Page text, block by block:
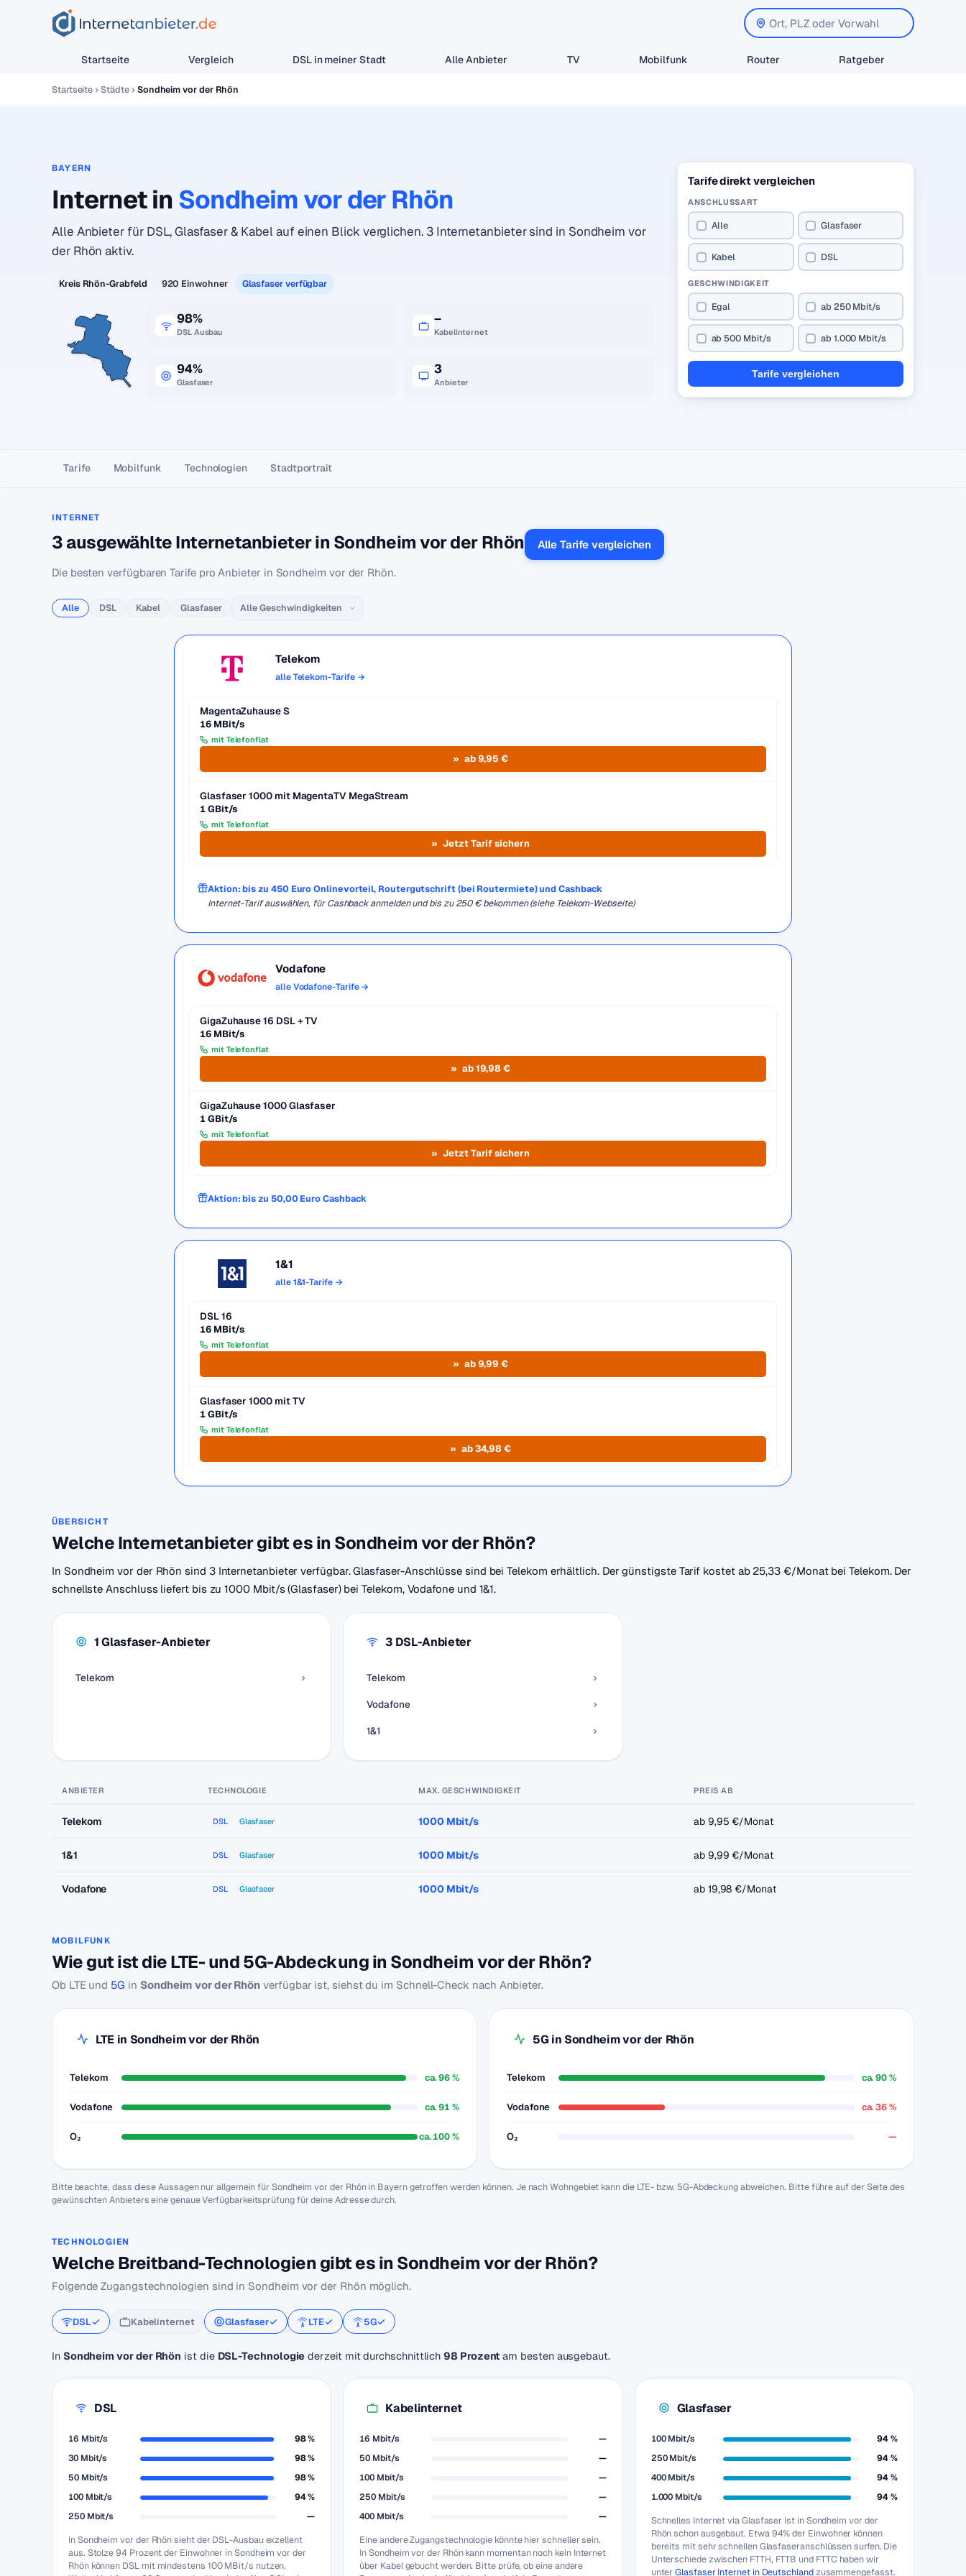
Startseite Vergleich DSL in meiner Stadt Alle Anbieter TV Mobilfunk Router Ratgeber
Startseite Städte Sondheim vor der Rhön
BAYERN
Internet in Sondheim vor der Rhön
Alle Anbieter für DSL, Glasfaser & Kabel auf einen Blick verglichen. 3 Internetanbieter sind in Sondheim vor
der Rhön aktiv.
Kreis Rhön-Grabfeld 920 Einwohner Glasfaser verfügbar
98%
DSL Ausbau
–
Kabelinternet
94%
Glasfaser
3
Anbieter
Tarife direkt vergleichen
ANSCHLUSSART
Alle Glasfaser
Kabel DSL
GESCHWINDIGKEIT
Egal ab 250 Mbit/s
ab 500 Mbit/s ab 1.000 Mbit/s
Tarife vergleichen
Tarife Mobilfunk Technologien Stadtportrait
INTERNET
3 ausgewählte Internetanbieter in Sondheim vor der Rhön Alle Tarife vergleichen
Die besten verfügbaren Tarife pro Anbieter in Sondheim vor der Rhön.
Alle DSL Kabel Glasfaser
Telekom
alle Telekom-Tarife →
MagentaZuhause S
16 MBit/s
mit Telefonflat
ab 9,95 €
Glasfaser 1000 mit MagentaTV MegaStream
1 GBit/s
mit Telefonflat
Jetzt Tarif sichern
Aktion: bis zu 450 Euro Onlinevorteil, Routergutschrift (bei Routermiete) und Cashback
Internet-Tarif auswählen, für Cashback anmelden und bis zu 250 € bekommen (siehe Telekom-Webseite)
Vodafone
alle Vodafone-Tarife →
GigaZuhause 16 DSL + TV
16 MBit/s
mit Telefonflat
ab 19,98 €
GigaZuhause 1000 Glasfaser
1 GBit/s
mit Telefonflat
Jetzt Tarif sichern
Aktion: bis zu 50,00 Euro Cashback
1&1
alle 1&1-Tarife →
DSL 16
16 MBit/s
mit Telefonflat
ab 9,99 €
Glasfaser 1000 mit TV
1 GBit/s
mit Telefonflat
ab 34,98 €
ÜBERSICHT
Welche Internetanbieter gibt es in Sondheim vor der Rhön?
In Sondheim vor der Rhön sind 3 Internetanbieter verfügbar. Glasfaser-Anschlüsse sind bei Telekom erhältlich. Der günstigste Tarif kostet ab 25,33 €/Monat bei Telekom. Der
schnellste Anschluss liefert bis zu 1000 Mbit/s (Glasfaser) bei Telekom, Vodafone und 1&1.
1 Glasfaser-Anbieter
Telekom
3 DSL-Anbieter
Telekom
Vodafone
1&1
ANBIETER TECHNOLOGIE MAX. GESCHWINDIGKEIT PREIS AB
Telekom DSL Glasfaser 1000 Mbit/s ab 9,95 €/Monat
1&1 DSL Glasfaser 1000 Mbit/s ab 9,99 €/Monat
Vodafone DSL Glasfaser 1000 Mbit/s ab 19,98 €/Monat
MOBILFUNK
Wie gut ist die LTE- und 5G-Abdeckung in Sondheim vor der Rhön?
Ob LTE und 5G in Sondheim vor der Rhön verfügbar ist, siehst du im Schnell-Check nach Anbieter.
LTE in Sondheim vor der Rhön
Telekom ca. 96 %
Vodafone ca. 91 %
O₂ ca. 100 %
5G in Sondheim vor der Rhön
Telekom ca. 90 %
Vodafone ca. 36 %
O₂ —
Bitte beachte, dass diese Aussagen nur allgemein für Sondheim vor der Rhön in Bayern getroffen werden können. Je nach Wohngebiet kann die LTE- bzw. 5G-Abdeckung abweichen. Bitte führe auf der Seite des
gewünschten Anbieters eine genaue Verfügbarkeitsprüfung für deine Adresse durch.
TECHNOLOGIEN
Welche Breitband-Technologien gibt es in Sondheim vor der Rhön?
Folgende Zugangstechnologien sind in Sondheim vor der Rhön möglich.
DSL Kabelinternet Glasfaser LTE 5G
In Sondheim vor der Rhön ist die DSL-Technologie derzeit mit durchschnittlich98 Prozent am besten ausgebaut.
DSL
16 Mbit/s
98 %
30 Mbit/s
98 %
50 Mbit/s
98 %
100 Mbit/s
94 %
250 Mbit/s
—
In Sondheim vor der Rhön sieht der DSL-Ausbau exzellent
aus. Stolze 94 Prozent der Einwohner in Sondheim vor der
Rhön können DSL mit mindestens 100 MBit/s nutzen.
Kabelinternet
16 Mbit/s
—
50 Mbit/s
—
100 Mbit/s
—
250 Mbit/s
—
400 Mbit/s
—
Eine andere Zugangstechnologie könnte hier schneller sein.
In Sondheim vor der Rhön kann momentan noch kein Internet
über Kabel gebucht werden. Bitte prüfe, ob eine andere
Glasfaser
100 Mbit/s
94 %
250 Mbit/s
94 %
400 Mbit/s
94 %
1.000 Mbit/s
94 %
Schnelles Internet via Glasfaser ist in Sondheim vor der
Rhön schon ausgebaut. Etwa 94% der Einwohner können
bereits mit sehr schnellen Glasfaseranschlüssen surfen. Die
Unterschiede zwischen FTTH, FTTB und FTTC haben wir
unterGlasfaser Internet in Deutschlandzusammengefasst.